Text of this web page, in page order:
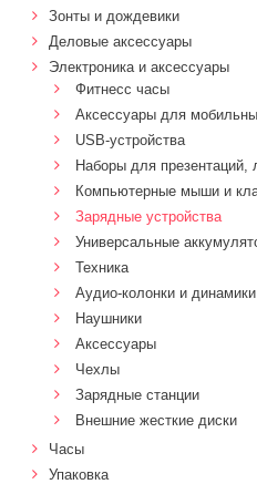
Зонты и дождевики
Деловые аксессуары
Электроника и аксессуары
Фитнесс часы
Аксессуары для
USB-устройства
Наборы для презентаций,
Компьютерные мыши и
Зарядные устройства
Универсальные
Техника
Аудио-колонки и динамики
Наушники
Аксессуары
Чехлы
Зарядные станции
Внешние жесткие диски
Часы
Упаковка